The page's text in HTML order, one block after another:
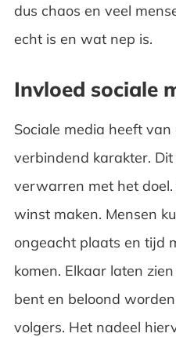
dus chaos en veel
echt is en wat nep is.
Invloed sociale
Sociale media heeft
verbindend karakter.
verwarren met het
winst maken. Mensen
ongeacht plaats en tijd
komen. Elkaar laten
bent en beloond
volgers. Het nadeel